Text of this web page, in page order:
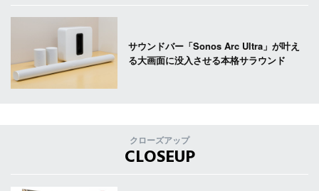
サウンドバー「Sonos Arc Ultra」が叶え
る大画面に没入させる本格サラウンド
クローズアップ
CLOSEUP